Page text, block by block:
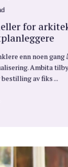
for
enn noen gang
Ambita
av fiks ...